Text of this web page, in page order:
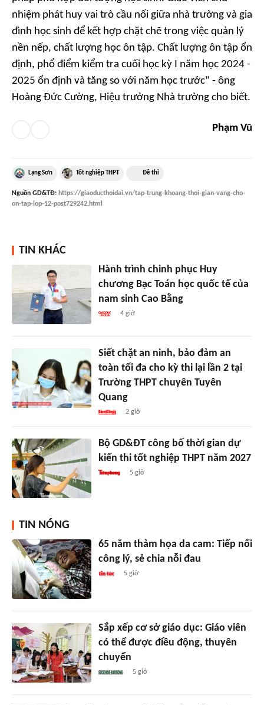
nhiệm phát huy vai trò cầu nối giữa nhà trường và gia
đình học sinh để kết hợp chặt chẽ trong việc quản lý
nền nếp, chất lượng học ôn tập. Chất lượng ôn tập ổn
định, phổ điểm kiểm tra cuối học kỳ I năm học 2024 -
2025 ổn định và tăng so với năm học trước” - ông
Hoàng Đức Cường, Hiệu trưởng Nhà trường cho biết.
Phạm Vũ
Lạng Sơn Tốt nghiệp THPT Đề thi
Nguồn GD&TĐ: https://giaoducthoidai.vn/tap-trung-khoang-thoi-gian-vang-cho-
on-tap-lop-12-post729242.html
TIN KHÁC
Hành trình chinh phục Huy
chương Bạc Toán học quốc tế của
nam sinh Cao Bằng
4 giờ
Siết chặt an ninh, bảo đảm an
toàn tối đa cho kỳ thi lại lần 2 tại
Trường THPT chuyên Tuyên
Quang
2 giờ
Bộ GD&ĐT công bố thời gian dự
kiến thi tốt nghiệp THPT năm 2027
5 giờ
TIN NÓNG
65 năm thảm họa da cam: Tiếp nối
công lý, sẻ chia nỗi đau
5 giờ
Sắp xếp cơ sở giáo dục: Giáo viên
có thể được điều động, thuyên
chuyển
5 giờ